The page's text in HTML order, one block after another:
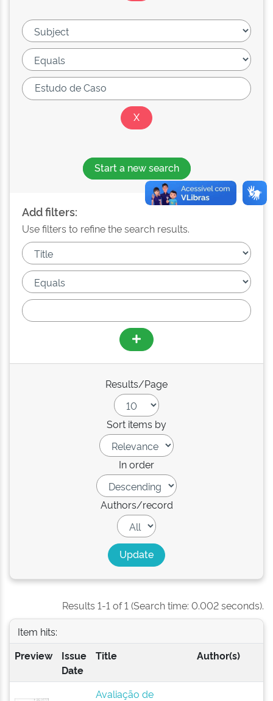
Start a new search
Add filters:
Use filters to refine the search results.
Results/Page
Sort items by
In order
Authors/record
Results 1-1 of 1 (Search time: 0.002 seconds).
Item hits:
Preview
Issue
Date
Title Author(s)
Avaliação de